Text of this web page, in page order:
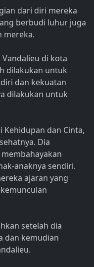
dari diri mereka
berbudi luhur juga
mereka.
di kota
dilakukan untuk
dan kekuatan
dilakukan untuk
Kehidupan dan Cinta,
Dia
anaknya sendiri.
ajaran yang
setelah dia
dan kemudian